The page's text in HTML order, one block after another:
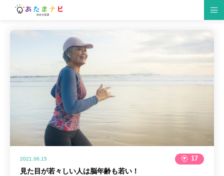
脳の仕組み
生活習慣
脳トレゲーム
2021.06.15 17
見た目が若々しい人は脳年齢も若い！